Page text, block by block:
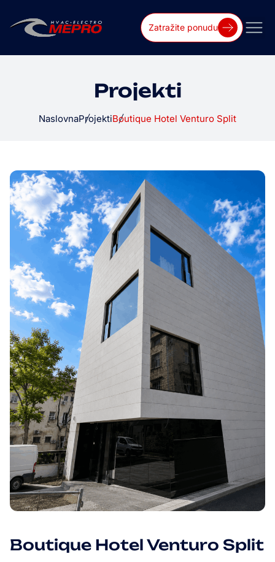
Zatražite ponudu
Projekti
NaslovnaProjektiBoutique Hotel Venturo Split
Boutique Hotel Venturo Split